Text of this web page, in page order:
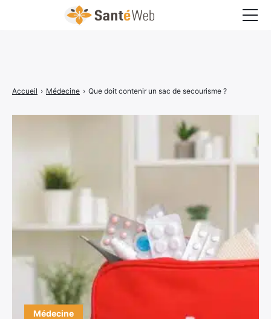
Médecine
Accueil › Médecine › Que doit contenir un sac de secourisme ?
Chirurgie
Médecine
Santé pratique